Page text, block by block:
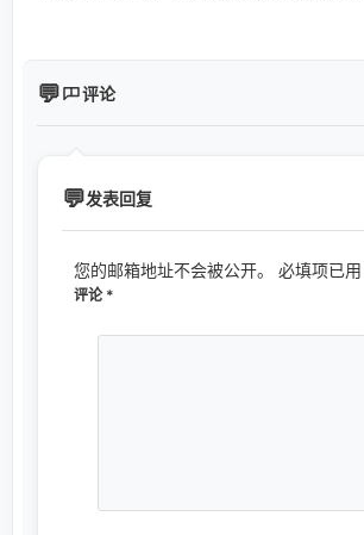
评论
发表回复
您的邮箱地址不会被公开。 必填项已用
评论 *